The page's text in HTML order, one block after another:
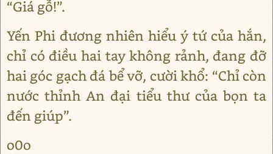
“Giá gỗ!”.
Yến Phi đương nhiên hiểu ý tứ của hắn,
chỉ có điều hai tay không rảnh, đang đỡ
hai góc gạch đá bể vỡ, cười khổ: “Chỉ còn
nước thỉnh An đại tiểu thư của bọn ta
đến giúp”.
o0o